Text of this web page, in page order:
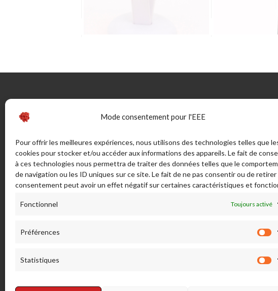
Mode consentement pour l'EEE
Pour offrir les meilleures expériences, nous utilisons des technologies telles que
cookies pour stocker et/ou accéder aux informations des appareils. Le fait de
à ces technologies nous permettra de traiter des données telles que le
de navigation ou les ID uniques sur ce site. Le fait de ne pas consentir ou de retirer
consentement peut avoir un effet négatif sur certaines caractéristiques et
Fonctionnel Toujours activé
Préférences
Statistiques
Bonifacio) - Sortie Sud 20137
PORTO VECCHIO - France
ADRESSE POSTALE:
Guide
La Taillerie du Corail
Bijouterie en ligne
CGV
Mentions légales
Livraisons, retours,